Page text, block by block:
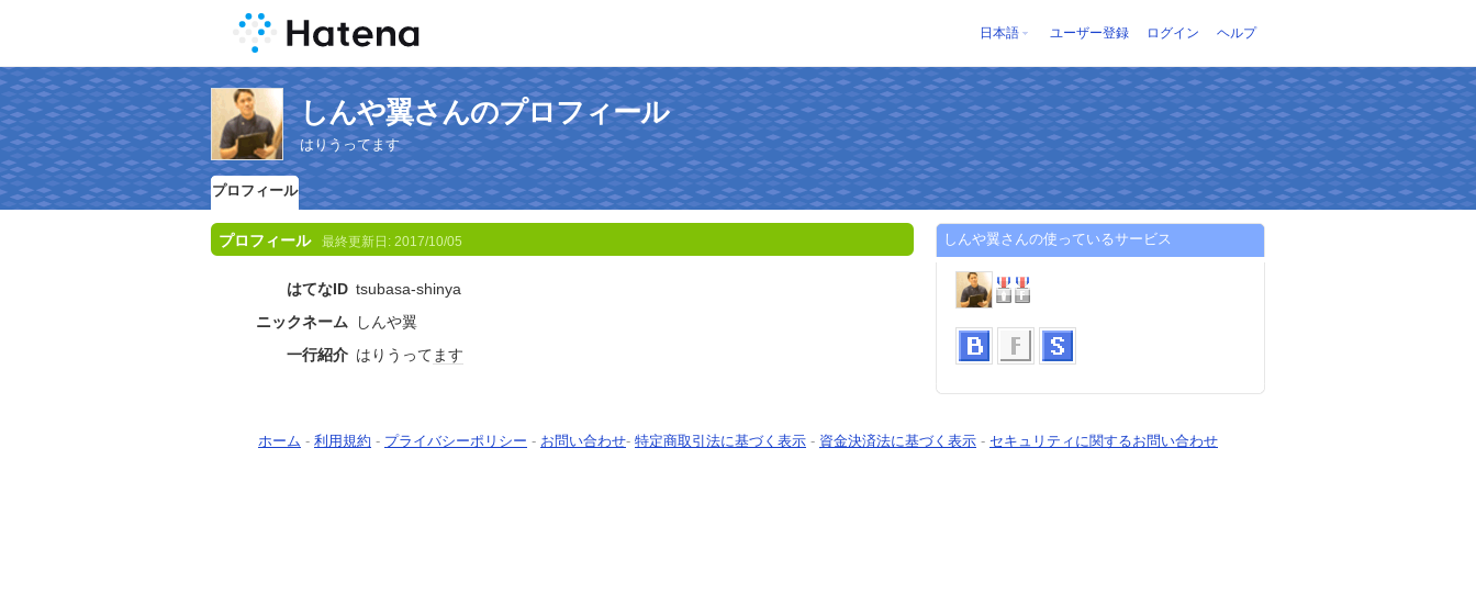
日本語 ユーザー登録 ログイン ヘルプ
しんや翼さんのプロフィール
はりうってます
プロフィール
プロフィール 最終更新日: 2017/10/05
はてなID tsubasa-shinya
ニックネーム
しんや翼
一行紹介 はりうってます
しんや翼さんの使っているサービス
ホーム - 利用規約 - プライバシーポリシー - お問い合わせ- 特定商取引法に基づく表示 - 資金決済法に基づく表示 - セキュリティに関するお問い合わせ